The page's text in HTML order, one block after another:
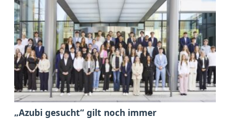
„Azubi gesucht“ gilt noch immer